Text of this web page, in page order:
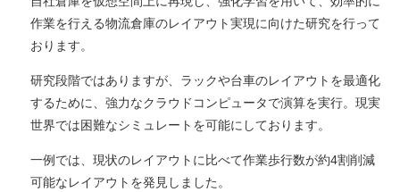
作業を行える物流倉庫のレイアウト実現に向けた研究を行って
おります。
研究段階ではありますが、ラックや台車のレイアウトを最適化
するために、強力なクラウドコンピュータで演算を実行。現実
世界では困難なシミュレートを可能にしております。
一例では、現状のレイアウトに比べて作業歩行数が約4割削減
可能なレイアウトを発見しました。